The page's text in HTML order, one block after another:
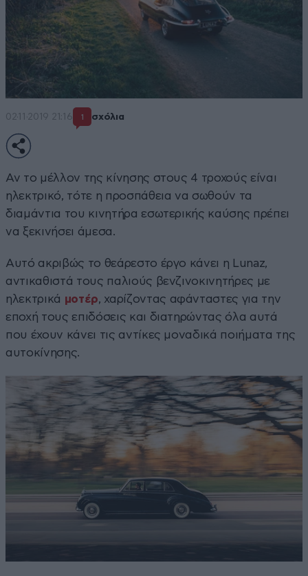
02·11·2019 21:16 1 σχόλια
Αν το μέλλον της κίνησης στους 4 τροχούς είναι
ηλεκτρικό, τότε η προσπάθεια να σωθούν τα
διαμάντια του κινητήρα εσωτερικής καύσης πρέπει
να ξεκινήσει άμεσα.
Αυτό ακριβώς το θεάρεστο έργο κάνει η Lunaz,
αντικαθιστά τους παλιούς βενζινοκινητήρες με
ηλεκτρικά μοτέρ, χαρίζοντας αφάνταστες για την
εποχή τους επιδόσεις και διατηρώντας όλα αυτά
που έχουν κάνει τις αντίκες μοναδικά ποιήματα της
αυτοκίνησης.